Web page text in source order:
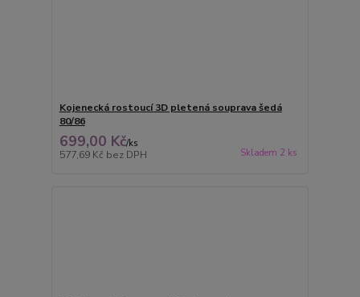
Kojenecká rostoucí 3D pletená souprava šedá
80/86
699,00 Kč/ks
577,69 Kč bez DPH Skladem 2 ks